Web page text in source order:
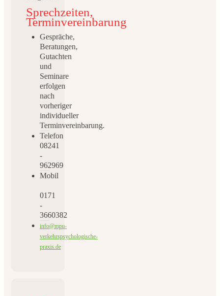
Sprechzeiten,
Terminvereinbarung
Gespräche,
Beratungen,
Gutachten
und
Seminare
erfolgen
nach
vorheriger
individueller
Terminvereinbarung.
Telefon
08241
-
962969
Mobil
0171
-
3660382
info@mpu-
verkehrspsychologische-
praxis.de